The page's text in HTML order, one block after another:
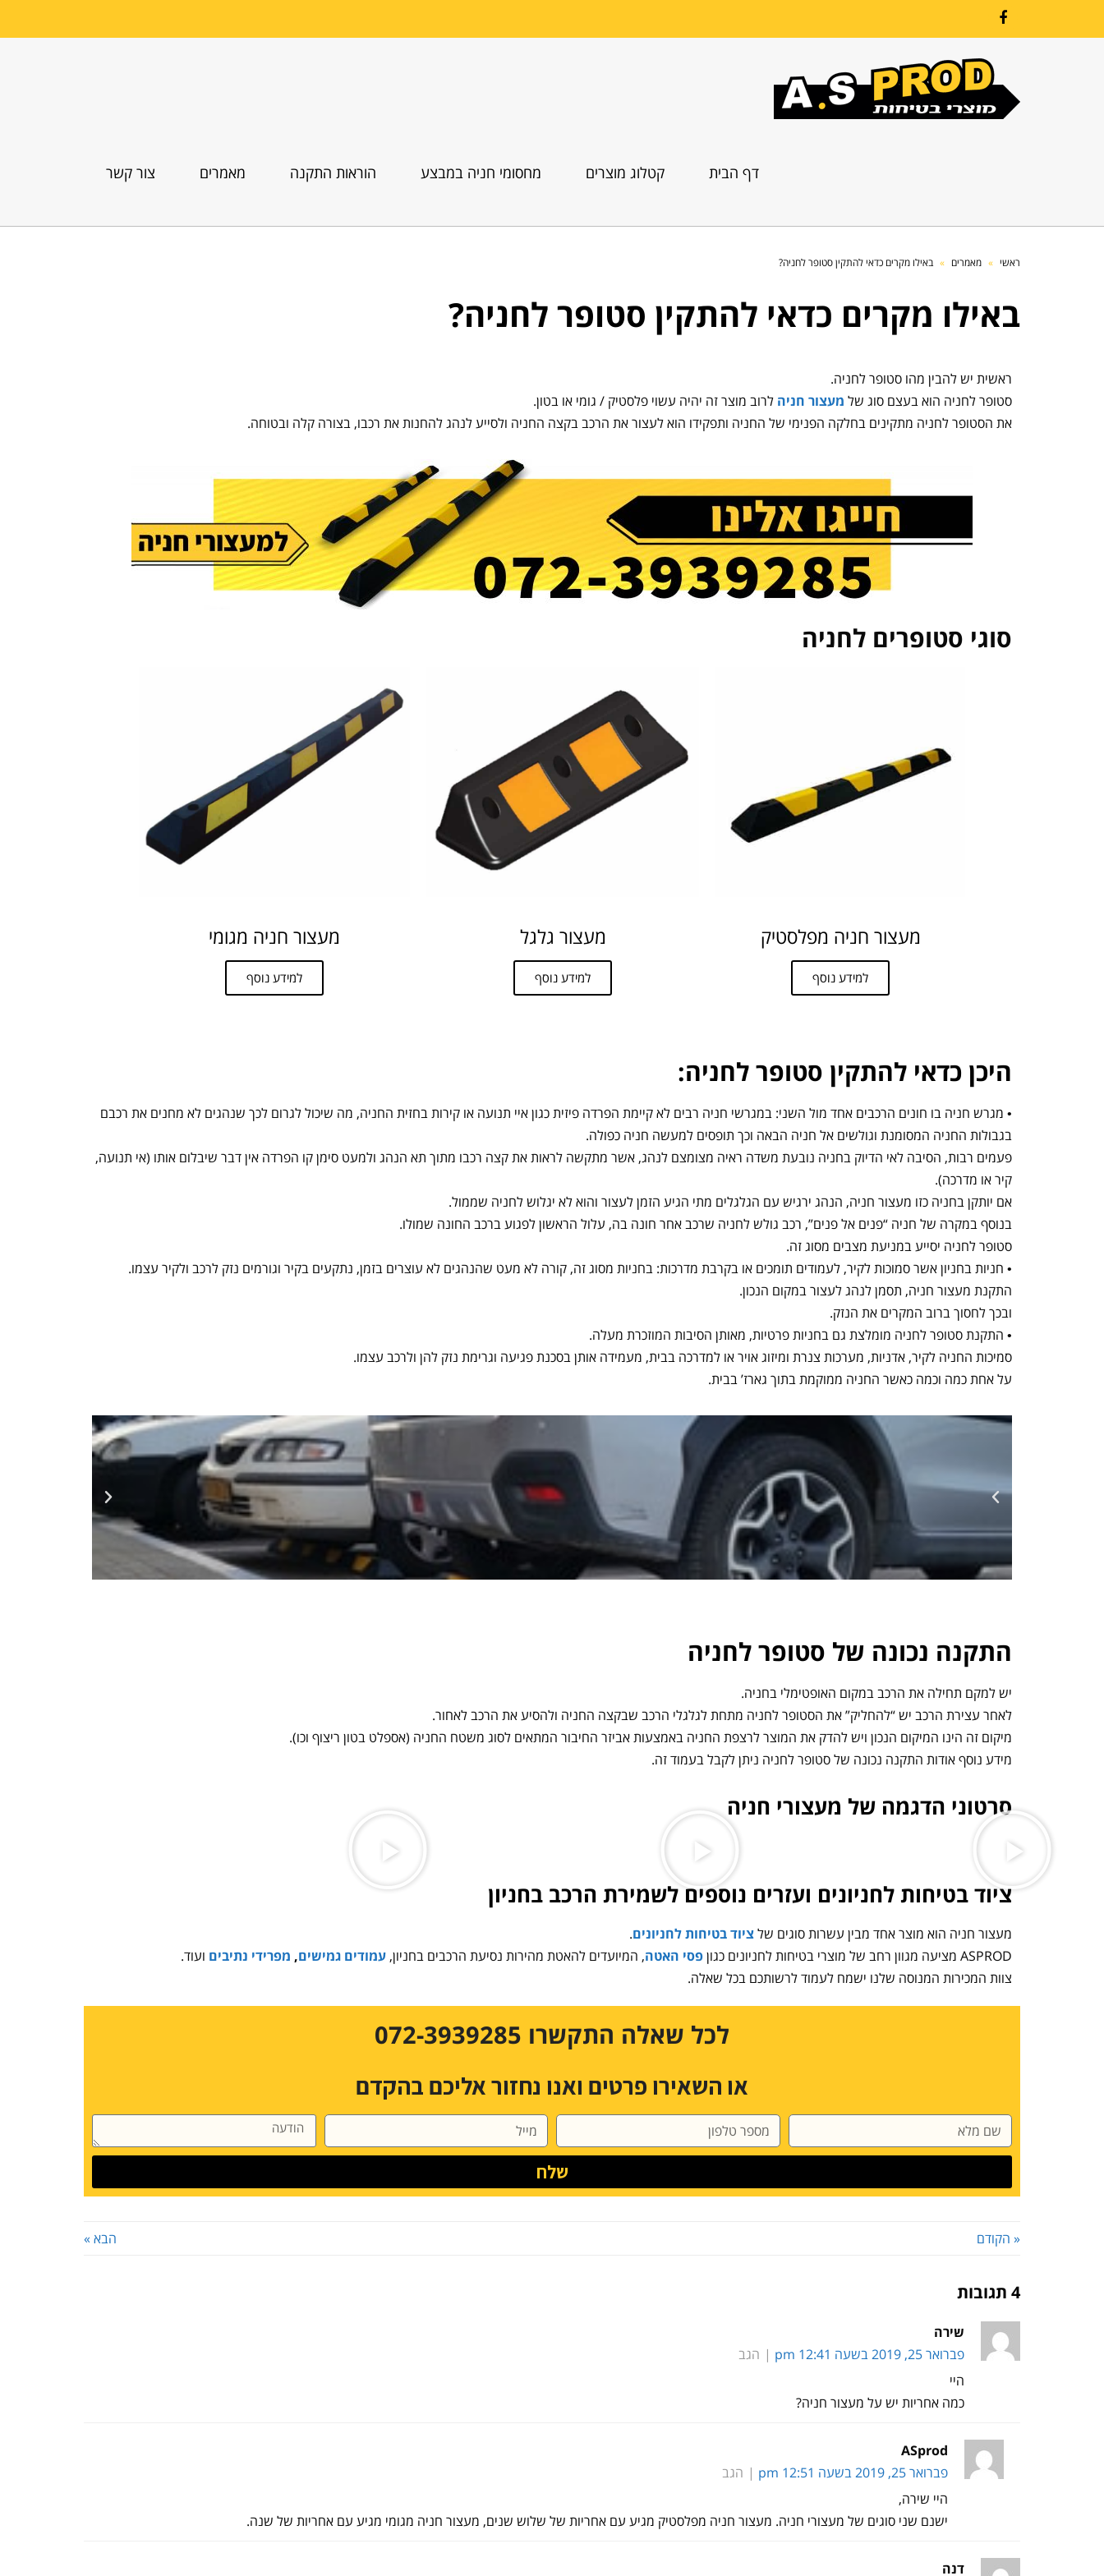
דף הבית קטלוג מוצרים מחסומי חניה במבצע הוראות התקנה מאמרים צור קשר
ראשי » מאמרים » באילו מקרים כדאי להתקין סטופר לחניה?
באילו מקרים כדאי להתקין סטופר לחניה?
ראשית יש להבין מהו סטופר לחניה.
סטופר לחניה הוא בעצם סוג של מעצור חניה לרוב מוצר זה יהיה עשוי פלסטיק / גומי או בטון.
את הסטופר לחניה מתקינים בחלקה הפנימי של החניה ותפקידו הוא לעצור את הרכב בקצה החניה ולסייע לנהג להחנות את רכבו, בצורה קלה ובטוחה.
סוגי סטופרים לחניה
מעצור חניה מפלסטיק
למידע נוסף
מעצור גלגל
למידע נוסף
מעצור חניה מגומי
למידע נוסף
היכן כדאי להתקין סטופר לחניה:
• מגרש חניה בו חונים הרכבים אחד מול השני: במגרשי חניה רבים לא קיימת הפרדה פיזית כגון איי תנועה או קירות בחזית החניה, מה שיכול לגרום לכך שנהגים לא מחנים את רכבם
בגבולות החניה המסומנת וגולשים אל חניה הבאה וכך תופסים למעשה חניה כפולה.
פעמים רבות, הסיבה לאי הדיוק בחניה נובעת משדה ראיה מצומצם לנהג, אשר מתקשה לראות את קצה רכבו מתוך תא הנהג ולמעט סימן קו הפרדה אין דבר שיבלום אותו (אי תנועה,
קיר או מדרכה).
אם יותקן בחניה כזו מעצור חניה, הנהג ירגיש עם הגלגלים מתי הגיע הזמן לעצור והוא לא יגלוש לחניה שממול.
בנוסף במקרה של חניה “פנים אל פנים”, רכב גולש לחניה שרכב אחר חונה בה, עלול הראשון לפגוע ברכב החונה שמולו.
סטופר לחניה יסייע במניעת מצבים מסוג זה.
• חניות בחניון אשר סמוכות לקיר, לעמודים תומכים או בקרבת מדרכות: בחניות מסוג זה, קורה לא מעט שהנהגים לא עוצרים בזמן, נתקעים בקיר וגורמים נזק לרכב ולקיר עצמו.
התקנת מעצור חניה, תסמן לנהג לעצור במקום הנכון.
ובכך לחסוך ברוב המקרים את הנזק.
• התקנת סטופר לחניה מומלצת גם בחניות פרטיות, מאותן הסיבות המוזכרת מעלה.
סמיכות החניה לקיר, אדניות, מערכות צנרת ומיזוג אויר או למדרכה בבית, מעמידה אותן בסכנת פגיעה וגרימת נזק להן ולרכב עצמו.
על אחת כמה וכמה כאשר החניה ממוקמת בתוך גארז’ בבית.
התקנה נכונה של סטופר לחניה
יש למקם תחילה את הרכב במקום האופטימלי בחניה.
לאחר עצירת הרכב יש “להחליק” את הסטופר לחניה מתחת לגלגלי הרכב שבקצה החניה ולהסיע את הרכב לאחור.
מיקום זה הינו המיקום הנכון ויש להדק את המוצר לרצפת החניה באמצעות אביזר החיבור המתאים לסוג משטח החניה (אספלט בטון ריצוף וכו).
מידע נוסף אודות התקנה נכונה של סטופר לחניה ניתן לקבל בעמוד זה.
סרטוני הדגמה של מעצורי חניה
ציוד בטיחות לחניונים ועזרים נוספים לשמירת הרכב בחניון
מעצור חניה הוא מוצר אחד מבין עשרות סוגים שלציוד בטיחות לחניונים.
ASPROD מציעה מגוון רחב של מוצרי בטיחות לחניונים כגון
פסי האטה, המיועדים להאטת מהירות נסיעת הרכבים בחניון, עמודים גמישים, מפרידי נתיבים ועוד.
צוות המכירות המנוסה שלנו ישמח לעמוד לרשותכם בכל שאלה.
לכל שאלה התקשרו 072-3939285
או השאירו פרטים ואנו נחזור אליכם בהקדם
שלח
« הקודם הבא »
4 תגובות
שירה
פברואר 25, 2019 בשעה 12:41 pm
הגב
היי
כמה אחריות יש על מעצור חניה?
ASprod
פברואר 25, 2019 בשעה 12:51 pm
הגב
היי שירה,
ישנם שני סוגים של מעצורי חניה. מעצור חניה מפלסטיק מגיע עם אחריות של שלוש שנים, מעצור חניה מגומי מגיע עם אחריות של שנה.
דנה